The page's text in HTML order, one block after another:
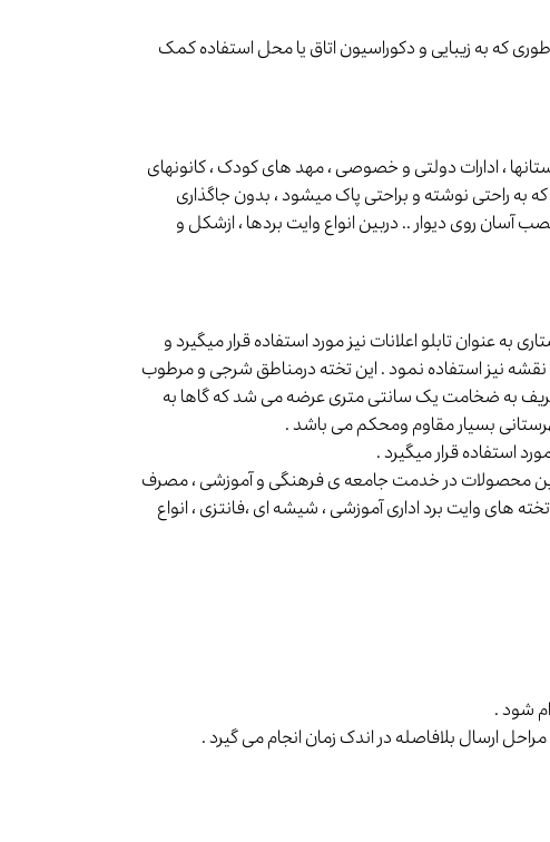
که به زیبایی و دکوراسیون اتاق یا محل استفاده کمک
، ادارات دولتی و خصوصی ، مهد های کودک ، کانونهای
راحتی نوشته و براحتی پاک میشود ، بدون جاگذاری
آسان روی دیوار .. دربین انواع وایت بردها ، ازشکل و
عنوان تابلو اعلانات نیز مورد استفاده قرار میگیرد و
و نقشه نیز استفاده نمود . این تخته درمناطق شرجی و مرطوب
به ضخامت یک سانتی متری عرضه می شد که گاها به
بسیار مقاوم ومحکم می باشد .
استفاده قرار میگیرد .
جدید ترین محصولات در خدمت جامعه ی فرهنگی و آموزشی ، مصرف
وایت برد اداری آموزشی ، شیشه ای ،فانتزی ، انواع
شود .
ارسال بلافاصله در اندک زمان انجام می گیرد .